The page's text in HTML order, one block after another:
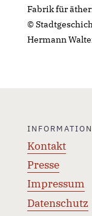
Fabrik für
©
Hermann
INFORMATION
Kontakt
Presse
Impressum
Datenschutz